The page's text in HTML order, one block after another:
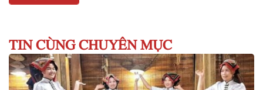
TIN CÙNG CHUYÊN MỤC